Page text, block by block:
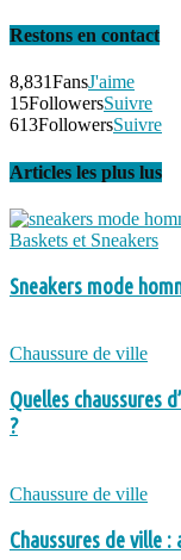
Restons en contact
8,831FansJ'aime
15FollowersSuivre
613FollowersSuivre
Articles les plus lus
Baskets et Sneakers
Sneakers mode
Chaussure de ville
Quelles chaussures
?
Chaussure de ville
Chaussures de ville